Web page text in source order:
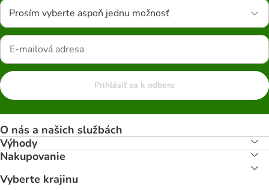
Prosím vyberte aspoň jednu možnosť
Prihlásiť sa k odberu
O nás a našich službách
Výhody
Nakupovanie
Vyberte krajinu